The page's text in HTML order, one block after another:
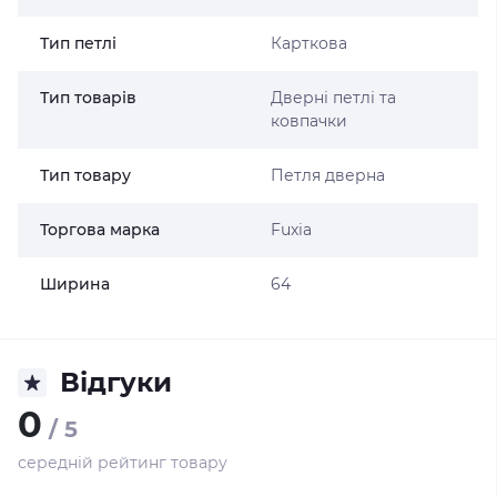
Тип петлі Карткова
Тип товарів
Дверні петлі та
ковпачки
Тип товару Петля дверна
Торгова марка Fuxia
Ширина 64
Відгуки
0 / 5
середній рейтинг товару